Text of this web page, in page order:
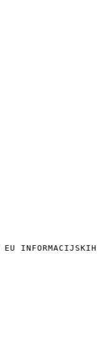
INFORMACIJSKIH